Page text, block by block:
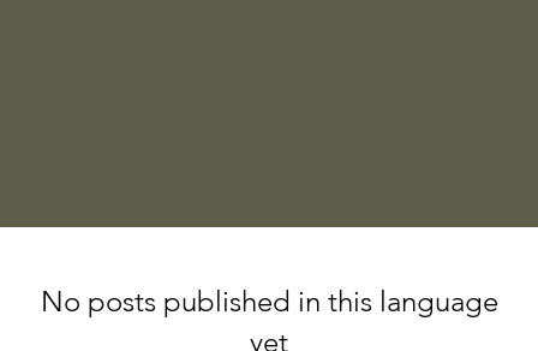
No posts published in this language
yet